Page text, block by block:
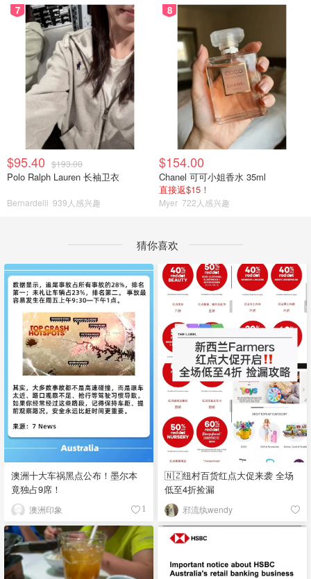
7
$95.40 $193.00
Polo Ralph Lauren 长袖卫衣
Bernardelli 939人感兴趣
8
$154.00
Chanel 可可小姐香水 35ml
直接返$15！
Myer 722人感兴趣
猜你喜欢
澳洲十大车祸黑点公布！墨尔本
竟独占9席！
澳洲印象 1
🇳🇿纽村百货红点大促来袭 全场
低至4折捡漏
邪流纨wendy